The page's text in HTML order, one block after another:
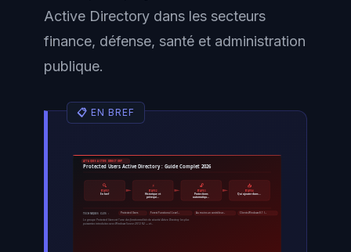
Active Directory dans les secteurs
finance, défense, santé et administration
publique.
ATTAQUES ACTIVE DIRECTORY
Protected Users Active Directory : Guide Complet 2026
🔍
ÉTAPE 1
En bref
⚡
ÉTAPE 2
Historique et
prérequi…
🔓
ÉTAPE 3
Protections
automatiqu…
📤
ÉTAPE 4
Qui ajouter dans…
TECHNIQUES CLÉS : Protected Users Forest Functional Level… Au moins un contrôleur… Clients Windows 8.1 /…
Le groupe Protected Users est l'une des fonctionnalités de sécurité Active Directory les plus
puissantes introduites avec Windows Server 2012 R2 — et…